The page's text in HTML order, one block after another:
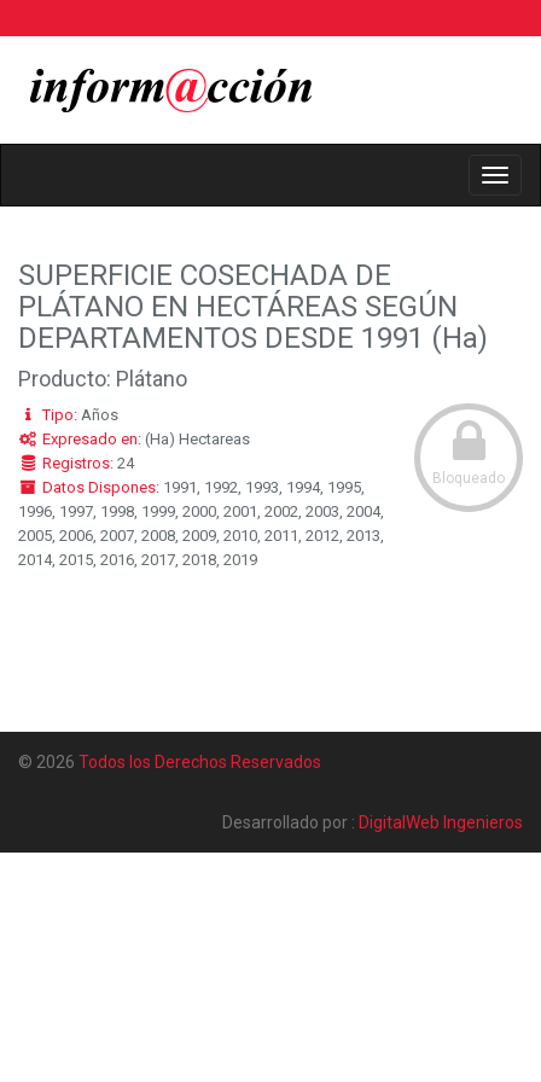
SUPERFICIE COSECHADA DE
PLÁTANO EN HECTÁREAS SEGÚN
DEPARTAMENTOS DESDE 1991 (Ha)
Producto: Plátano
Bloqueado
Tipo:Años
Expresado en:(Ha) Hectareas
Registros:24
Datos Dispones:1991, 1992, 1993, 1994, 1995,
1996, 1997, 1998, 1999, 2000, 2001, 2002, 2003, 2004,
2005, 2006, 2007, 2008, 2009, 2010, 2011, 2012, 2013,
2014, 2015, 2016, 2017, 2018, 2019
© 2026 Todos los Derechos Reservados
Desarrollado por : DigitalWeb Ingenieros